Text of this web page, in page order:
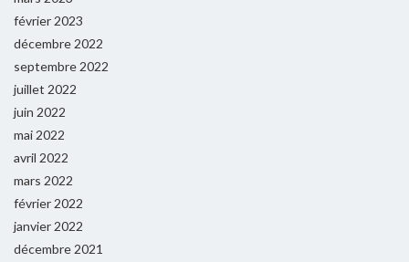
février 2023
décembre 2022
septembre 2022
juillet 2022
juin 2022
mai 2022
avril 2022
mars 2022
février 2022
janvier 2022
décembre 2021